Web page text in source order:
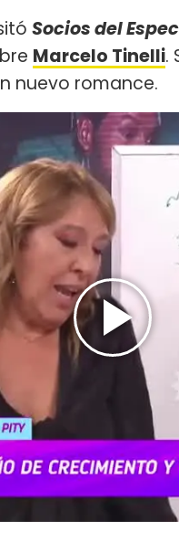
Socios del
Marcelo Tinelli.
nuevo romance.